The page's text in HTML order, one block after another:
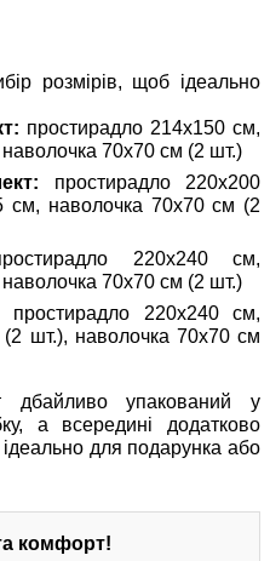
розмірів, щоб ідеально
простирадло 214х150 см,
70х70 см (2 шт.)
простирадло 220х200
см, наволочка 70х70 см (2
220х240 см,
70х70 см (2 шт.)
простирадло 220х240 см,
шт.), наволочка 70х70 см
дбайливо упакований у
а всередині додатково
для подарунка або
комфорт!